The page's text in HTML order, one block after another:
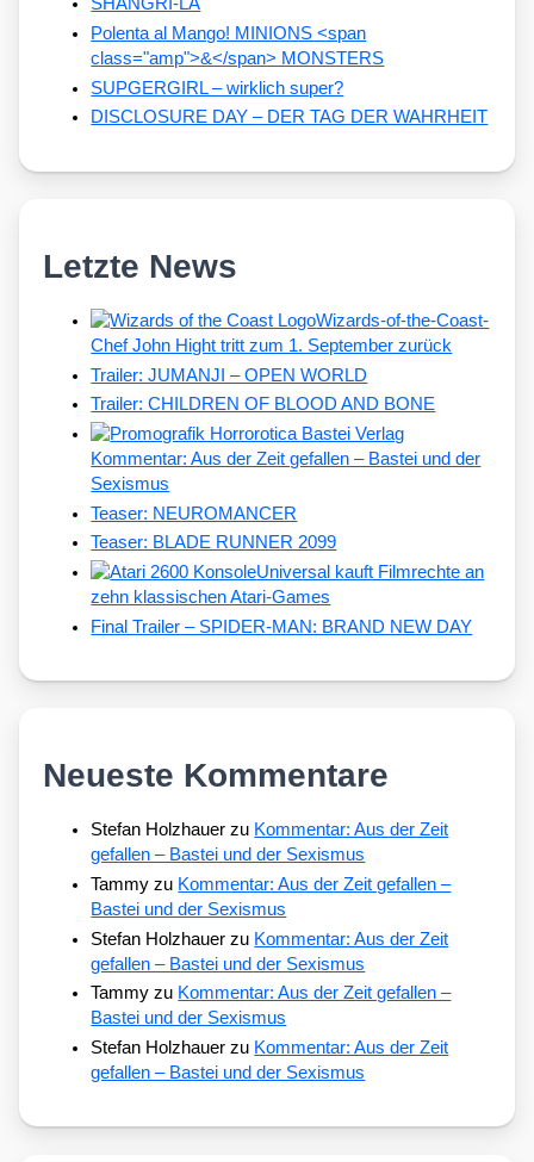
SHANGRI-LA
Polenta al Mango! MINIONS <span
class="amp">&</span> MONSTERS
SUPGERGIRL – wirklich super?
DISCLOSURE DAY – DER TAG DER WAHRHEIT
Letzte News
Wizards-of-the-Coast-
Chef John Hight tritt zum 1. September zurück
Trailer: JUMANJI – OPEN WORLD
Trailer: CHILDREN OF BLOOD AND BONE
Kommentar: Aus der Zeit gefallen – Bastei und der
Sexismus
Teaser: NEUROMANCER
Teaser: BLADE RUNNER 2099
Universal kauft Filmrechte an
zehn klassischen Atari-Games
Final Trailer – SPIDER-MAN: BRAND NEW DAY
Neueste Kommentare
Stefan Holzhauer zu Kommentar: Aus der Zeit
gefallen – Bastei und der Sexismus
Tammy zu Kommentar: Aus der Zeit gefallen –
Bastei und der Sexismus
Stefan Holzhauer zu Kommentar: Aus der Zeit
gefallen – Bastei und der Sexismus
Tammy zu Kommentar: Aus der Zeit gefallen –
Bastei und der Sexismus
Stefan Holzhauer zu Kommentar: Aus der Zeit
gefallen – Bastei und der Sexismus